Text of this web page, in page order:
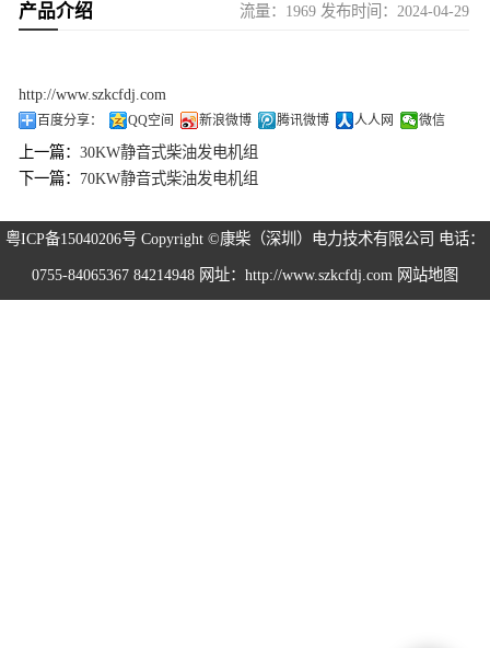
产品介绍 流量：1969 发布时间：2024-04-29
http://www.szkcfdj.com
百度分享： QQ空间 新浪微博 腾讯微博 人人网 微信
上一篇：30KW静音式柴油发电机组
下一篇： 70KW静音式柴油发电机组
粤ICP备15040206号 Copyright ©康柴（深圳）电力技术有限公司 电话：
0755-84065367 84214948 网址：http://www.szkcfdj.com 网站地图
发电机租赁
CPG原厂整机